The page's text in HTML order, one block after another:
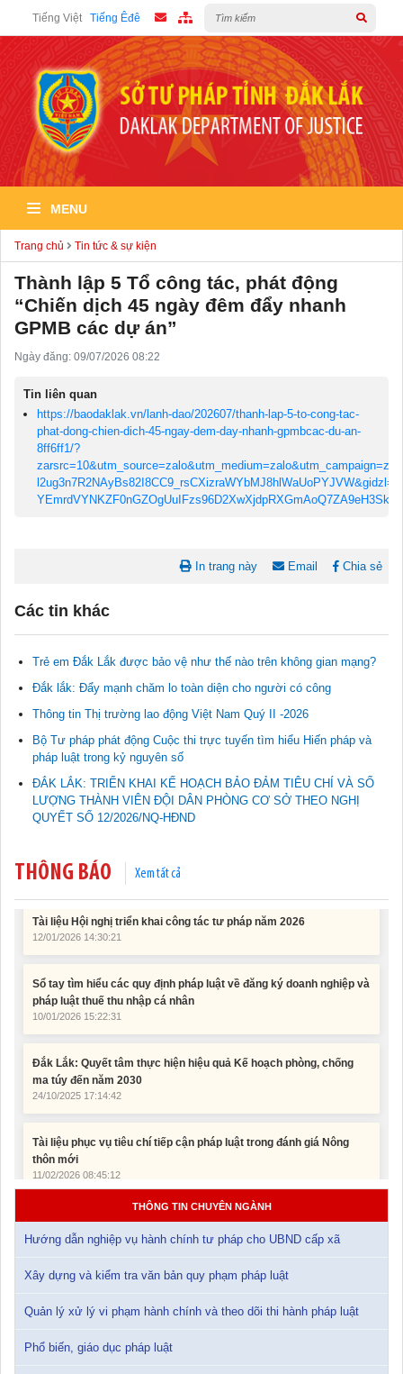
Tiếng Việt Tiếng Êđê
MENU
Trang chủ Tin tức & sự kiện
Thành lập 5 Tổ công tác, phát động
“Chiến dịch 45 ngày đêm đẩy nhanh
GPMB các dự án”
Ngày đăng: 09/07/2026 08:22
Tin liên quan
https://baodaklak.vn/lanh-dao/202607/thanh-lap-5-to-cong-tac-
phat-dong-chien-dich-45-ngay-dem-day-nhanh-gpmbcac-du-an-
8ff6ff1/?
In trang này Email Chia sẻ
Các tin khác
Trẻ em Đắk Lắk được bảo vệ như thế nào trên không gian mạng?
Đắk lắk: Đẩy mạnh chăm lo toàn diện cho người có công
Thông tin Thị trường lao động Việt Nam Quý II -2026
Bộ Tư pháp phát động Cuộc thi trực tuyến tìm hiểu Hiến pháp và
pháp luật trong kỷ nguyên số
ĐẮK LẮK: TRIỂN KHAI KẾ HOẠCH BẢO ĐẢM TIÊU CHÍ VÀ SỐ
LƯỢNG THÀNH VIÊN ĐỘI DÂN PHÒNG CƠ SỞ THEO NGHỊ
QUYẾT SỐ 12/2026/NQ-HĐND
THÔNG BÁO Xem tất cả
Tài liệu phục vụ tiêu chí tiếp cận pháp luật trong đánh giá Nông
thôn mới
11/02/2026 08:45:12
Tài liệu Hội nghị công chức, viên chức và người lao động năm
2025
Tài liệu Hội nghị triển khai công tác tư pháp năm 2026
12/01/2026 14:30:21
Sổ tay tìm hiểu các quy định pháp luật về đăng ký doanh nghiệp và
10/01/2026 15:22:31
Đắk Lắk: Quyết tâm thực hiện hiệu quả Kế hoạch phòng, chống
24/10/2025 17:14:42
Tài liệu phục vụ tiêu chí tiếp cận pháp luật trong đánh giá Nông
11/02/2026 08:45:12
Tài liệu Hội nghị công chức, viên chức và người lao động năm
12/01/2026 14:30:21
pháp luật thuế thu nhập cá nhân
10/01/2026 15:22:31
THÔNG TIN CHUYÊN NGÀNH
Hướng dẫn nghiệp vụ hành chính tư pháp cho UBND cấp xã
Xây dựng và kiểm tra văn bản quy phạm pháp luật
Quản lý xử lý vi phạm hành chính và theo dõi thi hành pháp luật
Phổ biến, giáo dục pháp luật